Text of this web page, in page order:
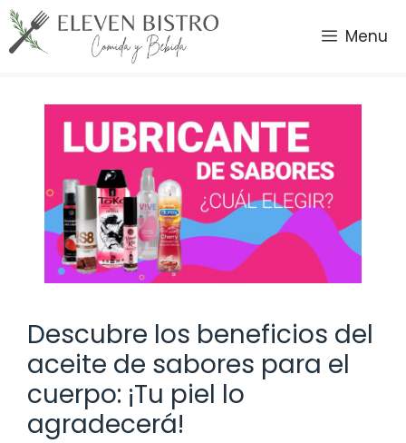
Saltar
al
contenido
Menu
Descubre los beneficios del
aceite de sabores para el
cuerpo: ¡Tu piel lo
agradecerá!